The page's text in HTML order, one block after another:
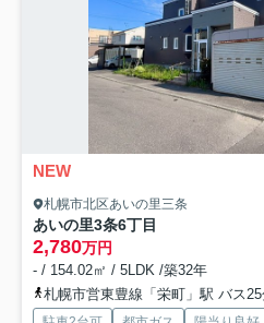
NEW
札幌市北区あいの里三条
あいの里3条6丁目
2,780万円
- / 154.02㎡ / 5LDK /築32年
札幌市営東豊線「栄町」駅 バス25分 北海道中